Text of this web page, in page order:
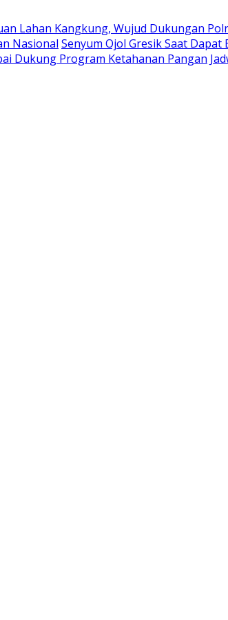
Lahan Kangkung, Wujud Dukungan
Nasional Senyum Ojol Gresik Saat Dapat
Dukung Program Ketahanan Pangan